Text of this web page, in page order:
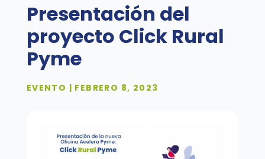
Presentación del
proyecto Click Rural
Pyme
EVENTO | FEBRERO 8, 2023